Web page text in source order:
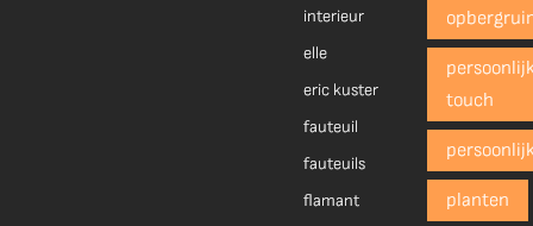
interieur
elle
eric kuster
fauteuil
fauteuils
flamant
touch
planten